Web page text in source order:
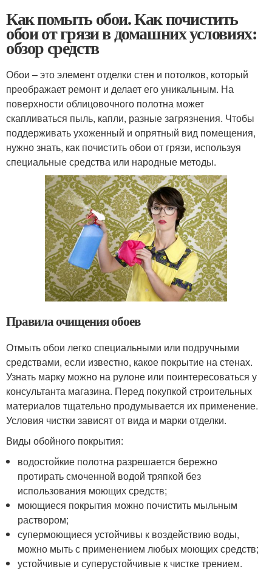
Как помыть обои. Как почистить
обои от грязи в домашних условиях:
обзор средств
Обои – это элемент отделки стен и потолков, который
преображает ремонт и делает его уникальным. На
поверхности облицовочного полотна может
скапливаться пыль, капли, разные загрязнения. Чтобы
поддерживать ухоженный и опрятный вид помещения,
нужно знать, как почистить обои от грязи, используя
специальные средства или народные методы.
Правила очищения обоев
Отмыть обои легко специальными или подручными
средствами, если известно, какое покрытие на стенах.
Узнать марку можно на рулоне или поинтересоваться у
консультанта магазина. Перед покупкой строительных
материалов тщательно продумывается их применение.
Условия чистки зависят от вида и марки отделки.
Виды обойного покрытия:
водостойкие полотна разрешается бережно
протирать смоченной водой тряпкой без
использования моющих средств;
моющиеся покрытия можно почистить мыльным
раствором;
супермоющиеся устойчивы к воздействию воды,
можно мыть с применением любых моющих средств;
устойчивые и суперустойчивые к чистке трением.